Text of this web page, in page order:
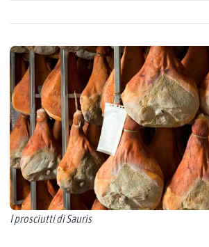
I prosciutti di Sauris